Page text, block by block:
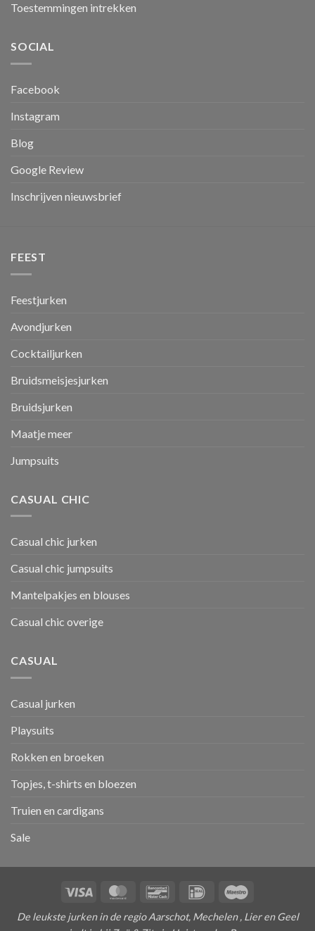
Toestemmingen intrekken
SOCIAL
Facebook
Instagram
Blog
Google Review
Inschrijven nieuwsbrief
FEEST
Feestjurken
Avondjurken
Cocktailjurken
Bruidsmeisjesjurken
Bruidsjurken
Maatje meer
Jumpsuits
CASUAL CHIC
Casual chic jurken
Casual chic jumpsuits
Mantelpakjes en blouses
Casual chic overige
CASUAL
Casual jurken
Playsuits
Rokken en broeken
Topjes, t-shirts en bloezen
Truien en cardigans
Sale
Visa MasterCardBancontactIDeal
De leukste jurken in de regio Aarschot, Mechelen , Lier en Geel